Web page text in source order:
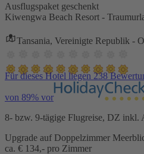
Ausflugspaket geschenkt
Kiwengwa Beach Resort -
Tansania, Vereinigte Republik -
Für dieses Hotel liegen 238
von 89% vor
8- bzw. 9-tägige Flugreise, DZ inkl.
Upgrade auf Doppelzimmer
ca. € 134,- pro Zimmer